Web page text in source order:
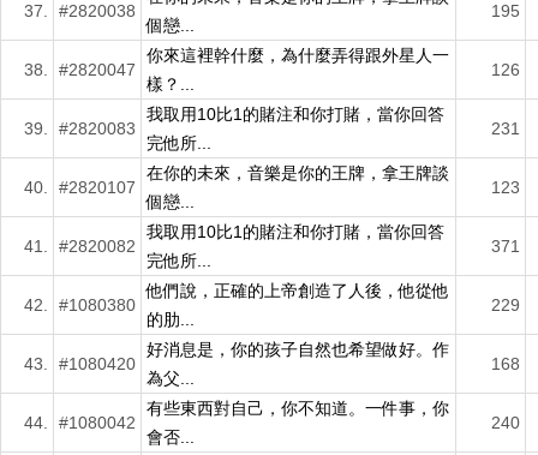
37. #2820038
個戀...
195
38. #2820047
你來這裡幹什麼，為什麼弄得跟外星人一
樣？...
126
39. #2820083
我取用10比1的賭注和你打賭，當你回答
完他所...
231
40. #2820107
在你的未來，音樂是你的王牌，拿王牌談
個戀...
123
41. #2820082
我取用10比1的賭注和你打賭，當你回答
完他所...
371
42. #1080380
他們說，正確的上帝創造了人後，他從他
的肋...
229
43. #1080420
好消息是，你的孩子自然也希望做好。作
為父...
168
44. #1080042
有些東西對自己，你不知道。一件事，你
會否...
240